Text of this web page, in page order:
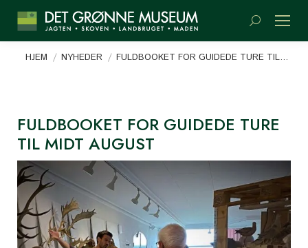
Søge:
HJEM NYHEDER FULDBOOKET FOR GUIDEDE TURE TIL…
FULDBOOKET FOR GUIDEDE TURE
TIL MIDT AUGUST